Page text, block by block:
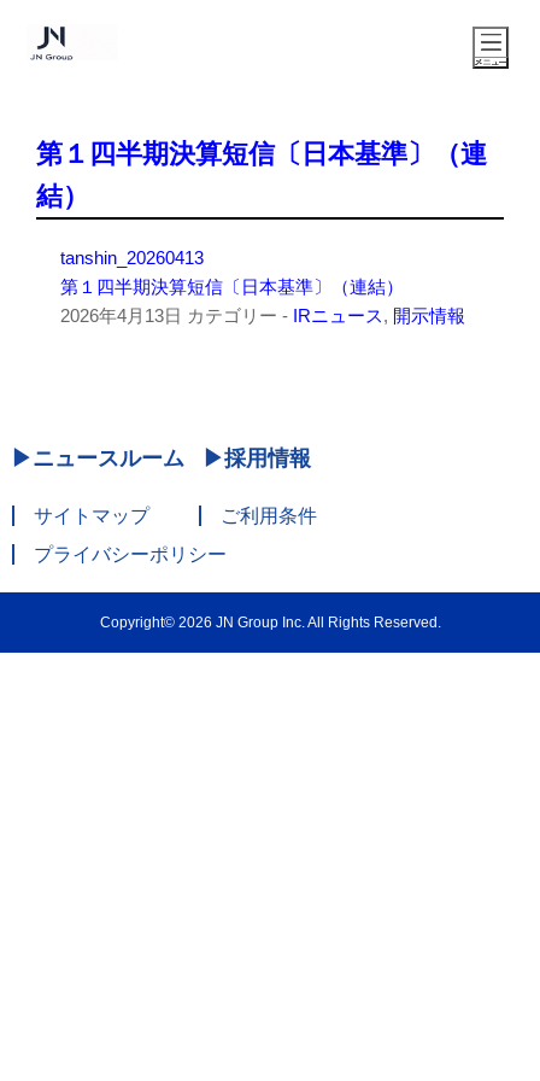
第１四半期決算短信〔日本基準〕（連
結）
tanshin_20260413
第１四半期決算短信〔日本基準〕（連結）
2026年4月13日 カテゴリー - IRニュース, 開示情報
ニュースルーム 採用情報
サイトマップ
ご利用条件
プライバシーポリシー
Copyright© 2026 JN Group Inc. All Rights Reserved.